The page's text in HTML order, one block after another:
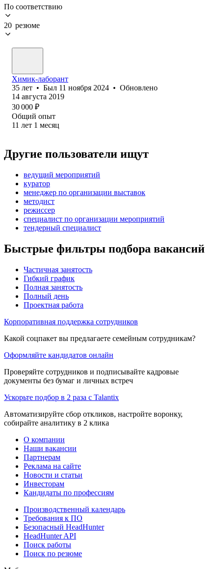
По соответствию
20 резюме
Химик-лаборант
35 лет • Был 11 ноября 2024 • Обновлено
14 августа 2019
30 000 ₽
Общий опыт
11 лет 1 месяц
Другие пользователи ищут
ведущий мероприятий
куратор
менеджер по организации выставок
методист
режиссер
специалист по организации мероприятий
тендерный специалист
Быстрые фильтры подбора вакансий
Частичная занятость
Гибкий график
Полная занятость
Полный день
Проектная работа
Корпоративная поддержка сотрудников
Какой соцпакет вы предлагаете семейным сотрудникам?
Оформляйте кандидатов онлайн
Проверяйте сотрудников и подписывайте кадровые
документы без бумаг и личных встреч
Ускорьте подбор в 2 раза с Talantix
Автоматизируйте сбор откликов, настройте воронку,
собирайте аналитику в 2 клика
О компании
Наши вакансии
Партнерам
Реклама на сайте
Новости и статьи
Инвесторам
Кандидаты по профессиям
Производственный календарь
Требования к ПО
Безопасный HeadHunter
HeadHunter API
Поиск работы
Поиск по резюме